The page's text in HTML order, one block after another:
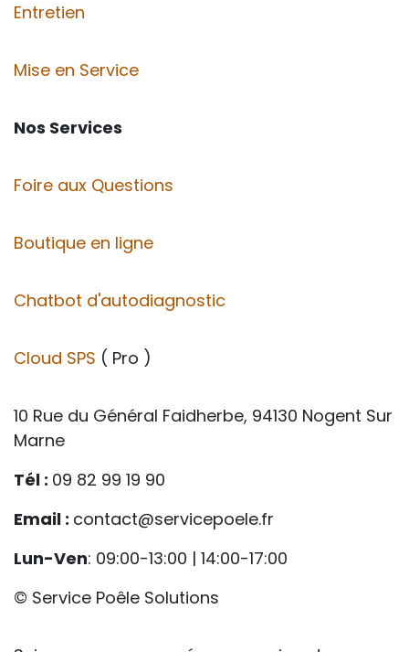
Entretien
Mise en Service
Nos Services
Foire aux Questions
Boutique en ligne
Chatbot d'autodiagnostic
Cloud SPS ( Pro )
10 Rue du Général Faidherbe, 94130 Nogent Sur
Marne
Tél : 09 82 99 19 90
Email : contact@servicepoele.fr
Lun-Ven: 09:00-13:00 | 14:00-17:00
© Service Poêle Solutions